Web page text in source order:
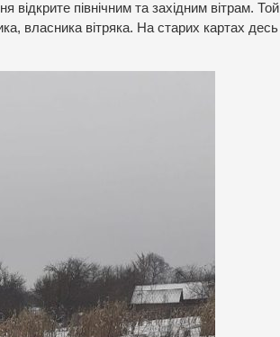
північним та західним вітрам. Той
власника вітряка. На старих картах десь